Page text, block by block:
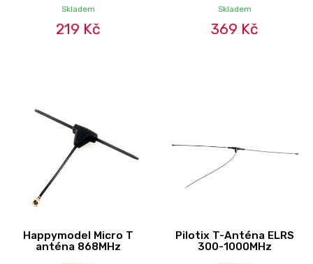
Skladem
219 Kč
Skladem
369 Kč
Happymodel Micro T
anténa 868MHz
Pilotix T-Anténa ELRS
300-1000MHz